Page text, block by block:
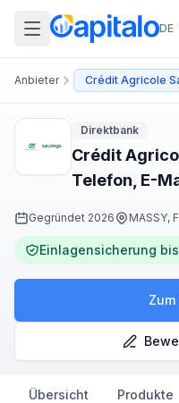
DE
Anbieter Crédit Agricole
Direktbank
Crédit
Telefon, E-
Gegründet 2026 MASSY,
Einlagensicherung
Übersicht Produkte